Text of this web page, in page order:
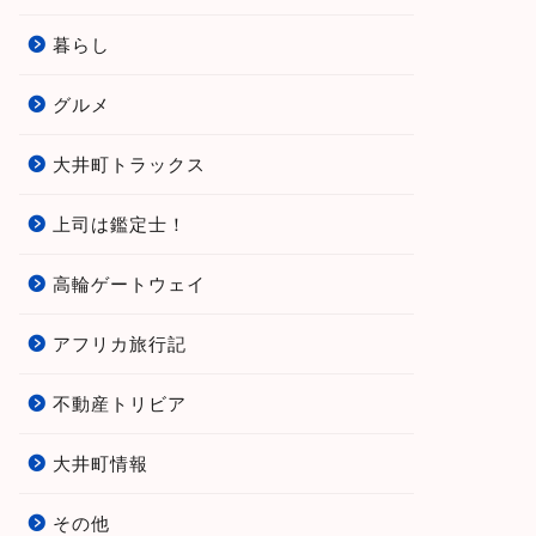
暮らし
グルメ
大井町トラックス
上司は鑑定士！
高輪ゲートウェイ
アフリカ旅行記
不動産トリビア
大井町情報
その他